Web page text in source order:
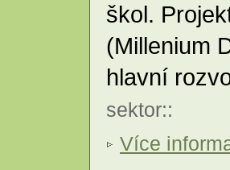
škol.
(Millenium
hlavní
sektor::
Více